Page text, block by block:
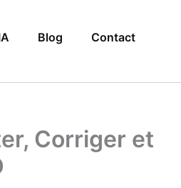
Blog Contact
Corriger et